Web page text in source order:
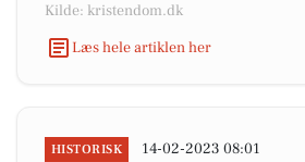
Kilde: kristendom.dk
Læs hele artiklen her
HISTORISK 14-02-2023 08:01